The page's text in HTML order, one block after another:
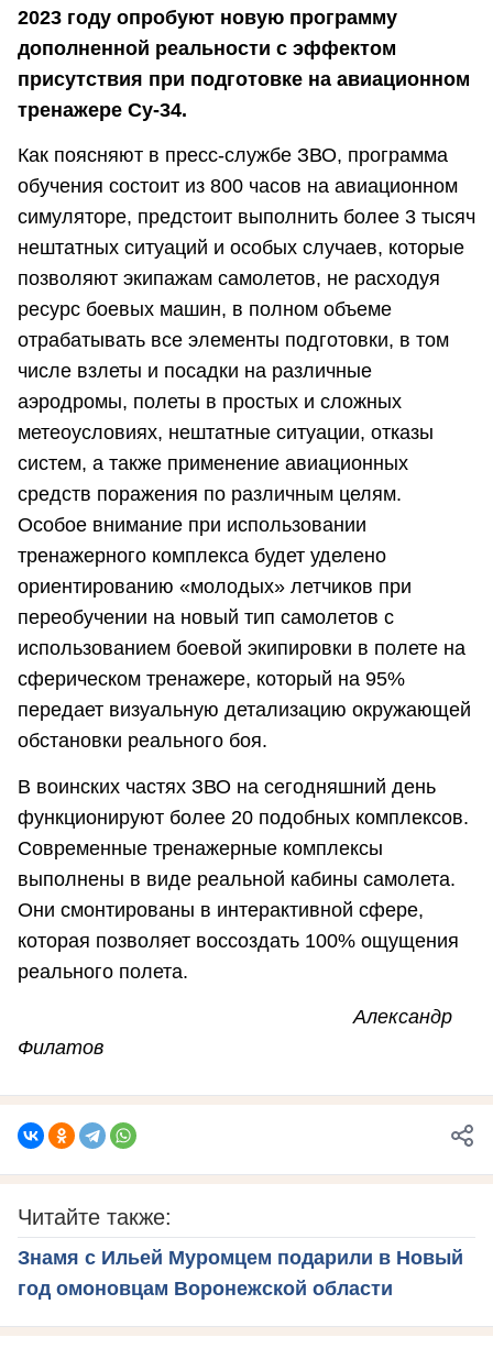
2023 году опробуют новую программу
дополненной реальности с эффектом
присутствия при подготовке на авиационном
тренажере Су-34.
Как поясняют в пресс-службе ЗВО, программа
обучения состоит из 800 часов на авиационном
симуляторе, предстоит выполнить более 3 тысяч
нештатных ситуаций и особых случаев, которые
позволяют экипажам самолетов, не расходуя
ресурс боевых машин, в полном объеме
отрабатывать все элементы подготовки, в том
числе взлеты и посадки на различные
аэродромы, полеты в простых и сложных
метеоусловиях, нештатные ситуации, отказы
систем, а также применение авиационных
средств поражения по различным целям.
Особое внимание при использовании
тренажерного комплекса будет уделено
ориентированию «молодых» летчиков при
переобучении на новый тип самолетов с
использованием боевой экипировки в полете на
сферическом тренажере, который на 95%
передает визуальную детализацию окружающей
обстановки реального боя.
В воинских частях ЗВО на сегодняшний день
функционируют более 20 подобных комплексов.
Современные тренажерные комплексы
выполнены в виде реальной кабины самолета.
Они смонтированы в интерактивной сфере,
которая позволяет воссоздать 100% ощущения
реального полета.
Александр
Филатов
Читайте также:
Знамя с Ильей Муромцем подарили в Новый
год омоновцам Воронежской области